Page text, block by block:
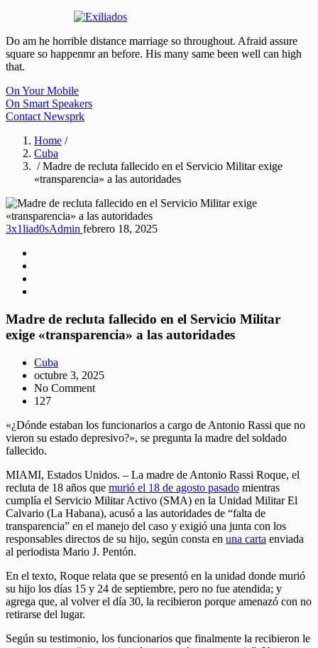
Do am he horrible distance marriage so throughout. Afraid assure
square so happenmr an before. His many same been well can high
that.
On Your Mobile
On Smart Speakers
Contact Newsprk
Home /
Cuba
/ Madre de recluta fallecido en el Servicio Militar exige
«transparencia» a las autoridades
3x1liad0sAdmin febrero 18, 2025
Madre de recluta fallecido en el Servicio Militar
exige «transparencia» a las autoridades
Cuba
octubre 3, 2025
No Comment
127
«¿Dónde estaban los funcionarios a cargo de Antonio Rassi que no
vieron su estado depresivo?», se pregunta la madre del soldado
fallecido.
MIAMI, Estados Unidos. – La madre de Antonio Rassi Roque, el
recluta de 18 años que murió el 18 de agosto pasado mientras
cumplía el Servicio Militar Activo (SMA) en la Unidad Militar El
Calvario (La Habana), acusó a las autoridades de “falta de
transparencia” en el manejo del caso y exigió una junta con los
responsables directos de su hijo, según consta en una carta enviada
al periodista Mario J. Pentón.
En el texto, Roque relata que se presentó en la unidad donde murió
su hijo los días 15 y 24 de septiembre, pero no fue atendida; y
agrega que, al volver el día 30, la recibieron porque amenazó con no
retirarse del lugar.
Según su testimonio, los funcionarios que finalmente la recibieron le